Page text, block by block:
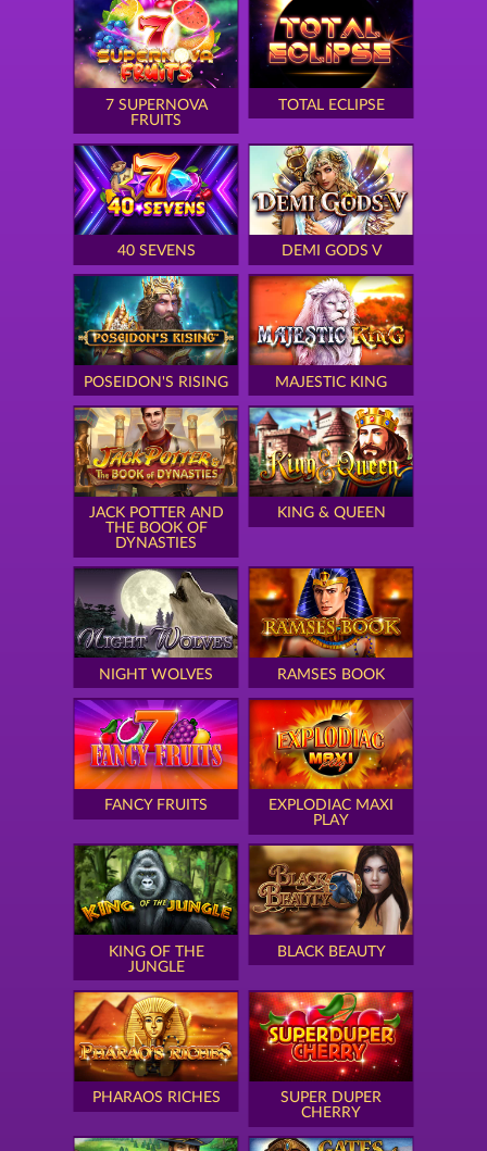
7 SUPERNOVA
FRUITS
TOTAL ECLIPSE
40 SEVENS DEMI GODS V
POSEIDON'S RISING MAJESTIC KING
JACK POTTER AND
THE BOOK OF
DYNASTIES
KING & QUEEN
NIGHT WOLVES RAMSES BOOK
FANCY FRUITS
EXPLODIAC MAXI
PLAY
KING OF THE
JUNGLE
BLACK BEAUTY
PHARAOS RICHES
SUPER DUPER
CHERRY